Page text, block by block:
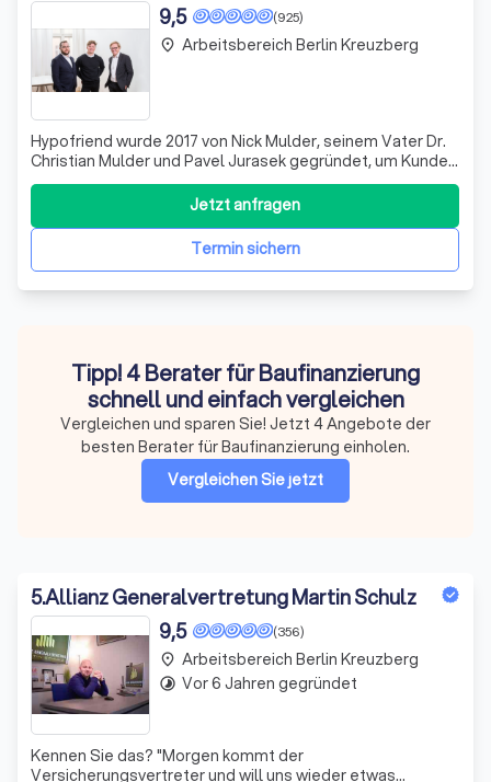
(925)
9,5
Hypofriend wurde 2017 von Nick Mulder, seinem Vater Dr.
Christian Mulder und Pavel Jurasek gegründet, um Kunden
dabei zu helfen, schlaue Hypothekenentscheidungen zu
treffen. Zusammen mit einem Team von über 75 Beratern,
Ingenieuren, Wirtschaftswissenschaftlern und haben sie
bereits Tausenden von KuTermin sichern
Jetzt anfragen
place Arbeitsbereich Berlin Kreuzberg
Tipp! 4 Berater für Baufinanzierung
schnell und einfach vergleichen
Vergleichen und sparen Sie! Jetzt 4 Angebote der
besten Berater für Baufinanzierung einholen.
Vergleichen Sie jetzt
5.Allianz Generalvertretung Martin Schulz
(356)
9,5
Kennen Sie das? "Morgen kommt der
Versicherungsvertreter und will uns wieder etwas
place Arbeitsbereich Berlin Kreuzberg
timelapse Vor 6 Jahren gegründet